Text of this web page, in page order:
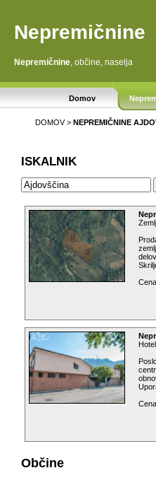
Nepremičnine
Nepremičnine , občine, naselja
Domov
DOMOV> NEPREMIČNINE
ISKALNIK
Hotel
Občine